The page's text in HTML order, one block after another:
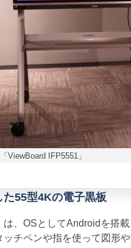
ViewBoard IFP5551」
55型4Kの電子黒板
、OSとしてAndroidを搭
チペンや指を使って図形や